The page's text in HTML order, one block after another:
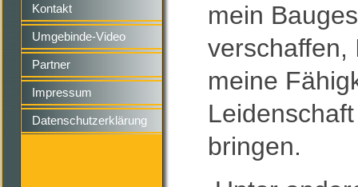
Kontakt
Umgebinde-Video
Partner
Impressum
Datenschutzerklärung
mein
verschaffen,
meine
bringen.